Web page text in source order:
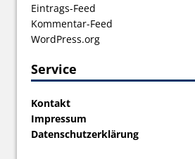
Eintrags-Feed
Kommentar-Feed
WordPress.org
Service
Kontakt
Impressum
Datenschutzerklärung